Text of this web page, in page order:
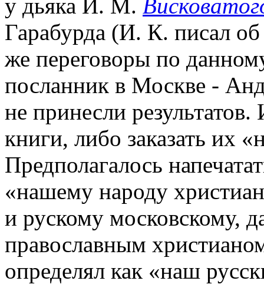
у дьяка И. М.
Гарабурда (И. К. писал
же переговоры по
посланник в Москве -
не принесли
книги, либо заказать их
Предполагалось
«нашему народу
и рускому московскому,
православным
определял как «наш